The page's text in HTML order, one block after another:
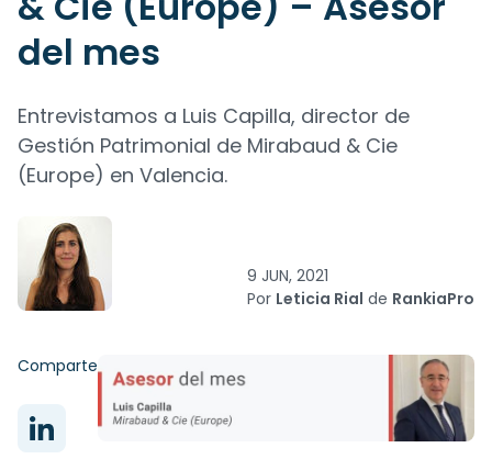
del mes
Entrevistamos a Luis Capilla, director de
Gestión Patrimonial de Mirabaud & Cie
(Europe) en Valencia.
9 JUN, 2021
Por Leticia Rial de RankiaPro
Comparte